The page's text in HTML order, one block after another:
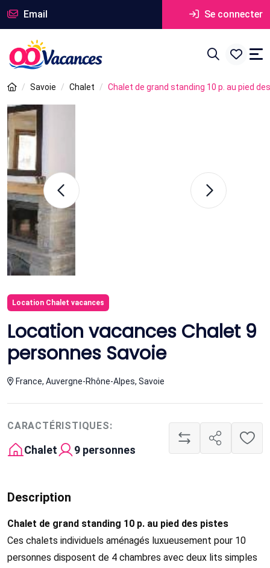
Email Se connecter
Savoie Chalet Chalet de grand standing 10 p. au pied
Location Chalet vacances
Location vacances Chalet 9
personnes Savoie
France, Auvergne-Rhône-Alpes, Savoie
CARACTÉRISTIQUES:
Chalet 9 personnes
Description
Chalet de grand standing 10 p. au pied des pistes
Ces chalets individuels aménagés luxueusement pour 10
personnes disposent de 4 chambres avec deux lits simples